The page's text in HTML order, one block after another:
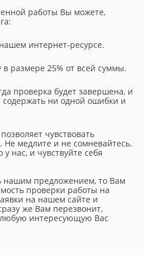
работы Вы можете,
интернет-ресурсе.
размере 25% от всей суммы.
проверка будет завершена, и
содержать ни одной ошибки и
чувствовать
медлите и не сомневайтесь.
нас, и чувствуйте себя
нашим предложением, то Вам
проверки работы на
на нашем сайте и
же Вам перезвонит,
любую интересующую Вас